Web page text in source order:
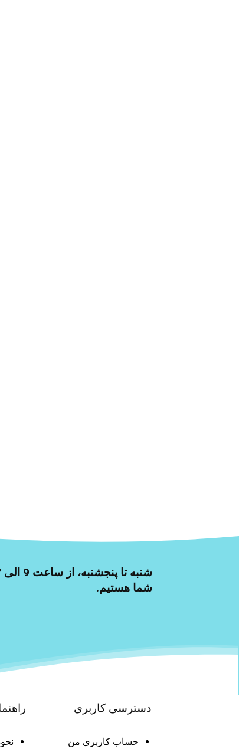
شما هستیم.
دسترسی کاربری
حساب کاربری من